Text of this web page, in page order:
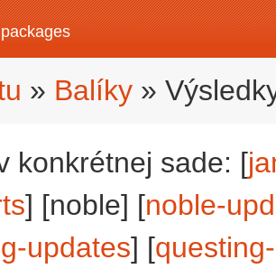
» Balíky »
konkrétnej sade: [
] [noble] [noble-
updates] [